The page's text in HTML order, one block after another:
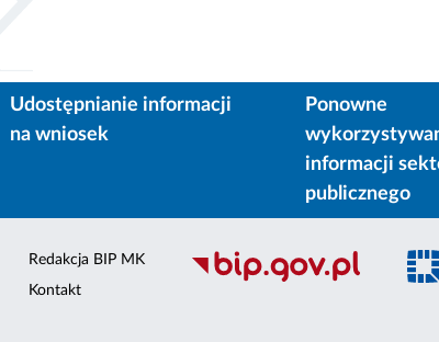
Udostępnianie informacji
na wniosek
Ponowne
informacji
publicznego
Redakcja BIP MK
Kontakt